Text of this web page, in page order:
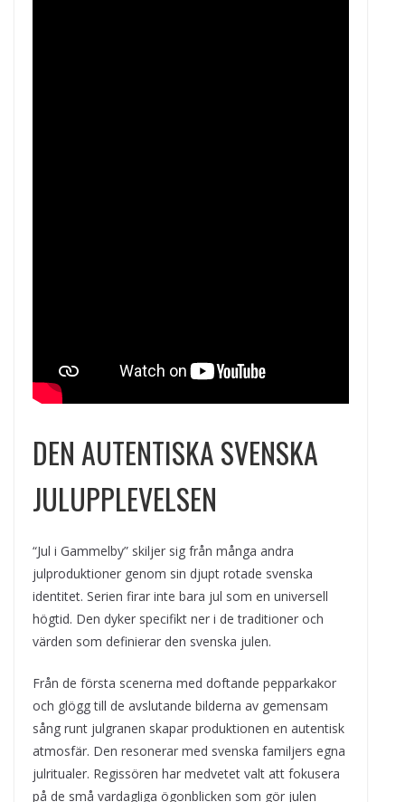
DEN AUTENTISKA SVENSKA
JULUPPLEVELSEN
“Jul i Gammelby” skiljer sig från många andra
julproduktioner genom sin djupt rotade svenska
identitet. Serien firar inte bara jul som en universell
högtid. Den dyker specifikt ner i de traditioner och
värden som definierar den svenska julen.
Från de första scenerna med doftande pepparkakor
och glögg till de avslutande bilderna av gemensam
sång runt julgranen skapar produktionen en autentisk
atmosfär. Den resonerar med svenska familjers egna
julritualer. Regissören har medvetet valt att fokusera
på de små vardagliga ögonblicken som gör julen